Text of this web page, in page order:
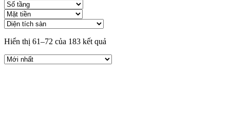
Hiển thị 61–72 của 183 kết quả